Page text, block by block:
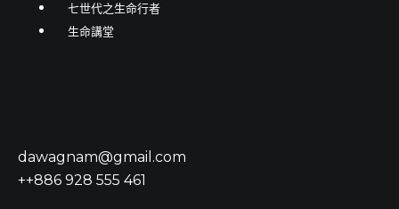
七世代之生命行者
生命講堂
dawagnam@gmail.com
++886 928 555 461